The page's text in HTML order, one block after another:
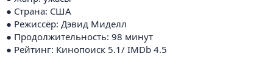
● Страна: США
● Режиссёр: Дэвид Миделл
● Продолжительность: 98 минут
● Рейтинг: Кинопоиск 5.1/ IMDb 4.5